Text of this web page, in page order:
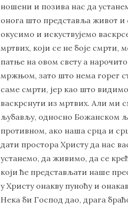
ношени и позива нас да
онога што представља живот и
окусимо и искуствујемо
мртвих, који се не боје смрти,
патње на овом свету а
мржњом, зато што нема горег
саме смрти, јер као што
васкрснути из мртвих. Али ми
љубављу, односно Божанском
противном, ако наша срца и
дати простора Христу да нас
устанемо, да живимо, да се
који ће представљати наше
у Христу онакву пуноћу и
Нека би Господ дао, драга